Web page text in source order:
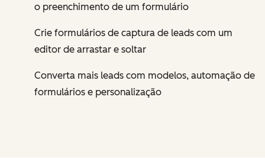
o preenchimento de um formulário
Crie formulários de captura de leads com um
editor de arrastar e soltar
Converta mais leads com modelos, automação de
formulários e personalização